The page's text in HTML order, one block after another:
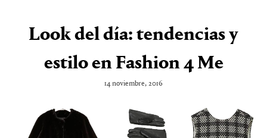
Look del día: tendencias y
estilo en Fashion 4 Me
14 noviembre, 2016